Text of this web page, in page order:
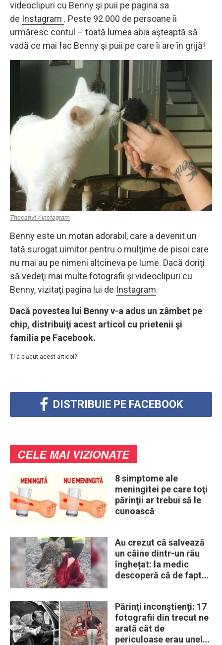
videoclipuri cu Benny şi puii pe pagina sa
de Instagram . Peste 92.000 de persoane îi
urmăresc contul – toată lumea abia aşteaptă să
vadă ce mai fac Benny şi puii pe care îi are în grijă!
Thecatlvt / Instagram
Benny este un motan adorabil, care a devenit un
tată surogat uimitor pentru o mulţime de pisoi care
nu mai au pe nimeni altcineva pe lume. Dacă doriţi
să vedeţi mai multe fotografii şi videoclipuri cu
Benny, vizitaţi pagina lui de Instagram.
Dacă povestea lui Benny v-a adus un zâmbet pe
chip, distribuiţi acest articol cu prietenii şi
familia pe Facebook.
Ţi-a plăcut acest articol?
DISTRIBUIE PE FACEBOOK
CELE MAI VIZIONATE
8 simptome ale
meningitei pe care toţi
părinţii ar trebui să le
cunoască
Au crezut că salvează
un câine dintr-un râu
înghețat: la medic
descoperă că de fapt
Părinţi inconştienţi: 17
fotografii din trecut ne
arată cât de
periculoase erau unele